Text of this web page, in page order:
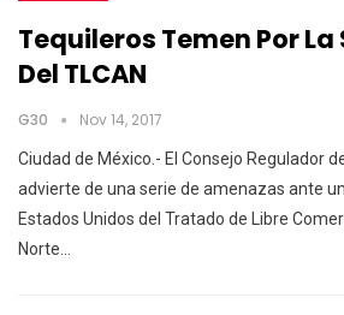
Tequileros Temen Por La
Del TLCAN
G30 Nov 14, 2017
Ciudad de México.- El Consejo Regulador
advierte de una serie de amenazas ante
Estados Unidos del Tratado de Libre
Norte…